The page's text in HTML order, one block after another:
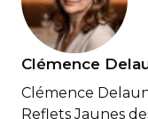
Clémence
Clémence
Reflets Jaunes